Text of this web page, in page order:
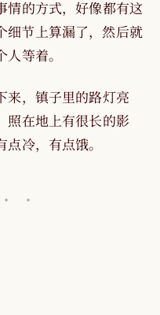
情的方式，好像都有这
节上算漏了，然后就
等着。
来，镇子里的路灯亮
照在地上有很长的影
冷，有点饿。